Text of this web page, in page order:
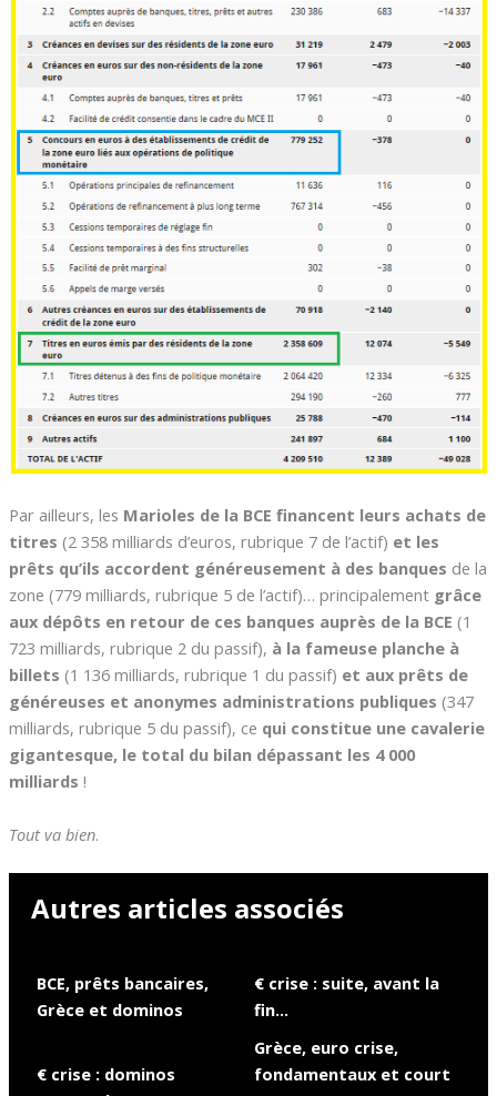
Par ailleurs, les Marioles de la BCE financent leurs achats de
titres (2 358 milliards d’euros, rubrique 7 de l’actif) et les
prêts qu’ils accordent généreusement à des banques de la
zone (779 milliards, rubrique 5 de l’actif)… principalement grâce
aux dépôts en retour de ces banques auprès de la BCE (1
723 milliards, rubrique 2 du passif), à la fameuse planche à
billets (1 136 milliards, rubrique 1 du passif) et aux prêts de
généreuses et anonymes administrations publiques (347
milliards, rubrique 5 du passif), ce qui constitue une cavalerie
gigantesque, le total du bilan dépassant les 4 000
milliards !
Tout va bien.
Autres articles associés
BCE, prêts bancaires,
Grèce et dominos
€ crise : suite, avant la
fin…
€ crise : dominos
Grèce, euro crise,
fondamentaux et court